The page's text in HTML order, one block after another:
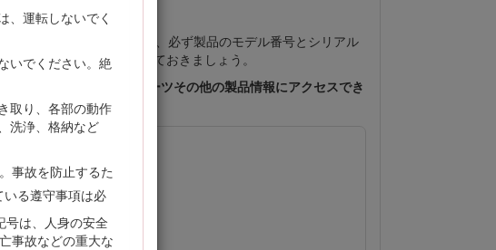
、運転しないでく
いでください。絶
取り、各部の動作
洗浄、格納など
事故を防止するた
いる遵守事項は必
号は、人身の安全
事故などの重大な
は www.Toro.com へ。
。お問い合わせの際には、必ず製品のモデル番号とシリアル
のうちに番号をメモしておきましょう。
すると、製品保証、パーツその他の製品情報にアクセスでき